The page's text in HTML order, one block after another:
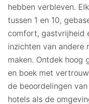
hebben verbleven.
tussen 1 en 10,
comfort, gastvrijheid
inzichten van andere
maken. Ontdek hoog
en boek met
de beoordelingen
hotels als de